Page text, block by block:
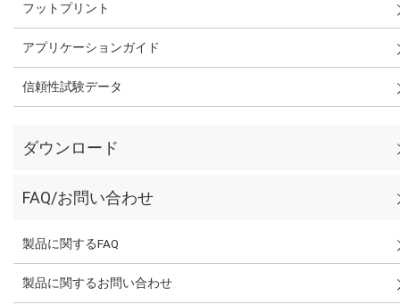
フットプリント
アプリケーションガイド
信頼性試験データ
ダウンロード
FAQ/お問い合わせ
製品に関するFAQ
製品に関するお問い合わせ